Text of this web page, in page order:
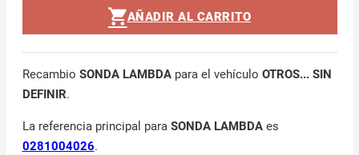
AÑADIR AL CARRITO
Recambio SONDA LAMBDApara el vehículo OTROS... SIN
DEFINIR.
La referencia principal para SONDA LAMBDAes
0281004026.